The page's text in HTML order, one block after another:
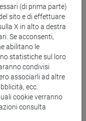
Cognomi M-R
Cognomi S-Z
2
Cognomi A-B
Cognomi C-E
(di prima parte)
sito e di effettuare
X in alto a destra
Se acconsenti,
abilitano le
statistiche sul loro
condivisi
associarli ad altre
ecc.
cookie verranno
consulta